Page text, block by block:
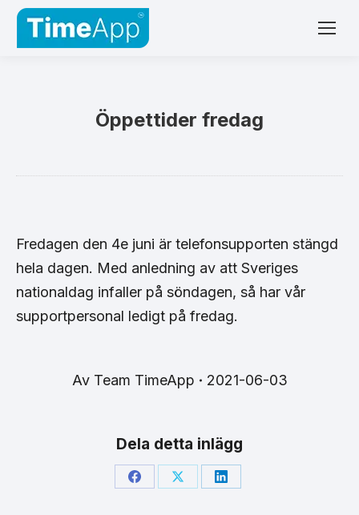
Öppettider fredag
Fredagen den 4e juni är telefonsupporten stängd
hela dagen. Med anledning av att Sveriges
nationaldag infaller på söndagen, så har vår
supportpersonal ledigt på fredag.
Av Team TimeApp 2021-06-03
Dela detta inlägg
Share Share Share